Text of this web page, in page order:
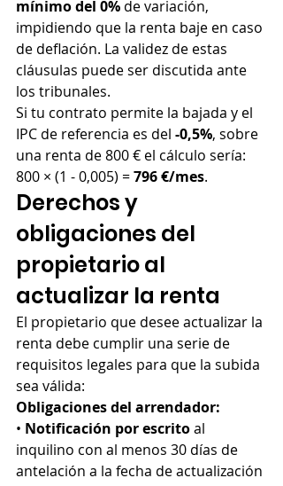
mínimo del 0% de variación,
impidiendo que la renta baje en caso
de deflación. La validez de estas
cláusulas puede ser discutida ante
los tribunales.
Si tu contrato permite la bajada y el
IPC de referencia es del -0,5%, sobre
una renta de 800 € el cálculo sería:
800 × (1 - 0,005) = 796 €/mes.
Derechos y
obligaciones del
propietario al
actualizar la renta
El propietario que desee actualizar la
renta debe cumplir una serie de
requisitos legales para que la subida
sea válida:
Obligaciones del arrendador:
• Notificación por escrito al
inquilino con al menos 30 días de
antelación a la fecha de actualización